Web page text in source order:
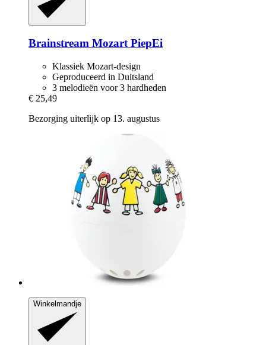
Brainstream Mozart PiepEi
Klassiek Mozart-design
Geproduceerd in Duitsland
3 melodieën voor 3 hardheden
€ 25,49
Bezorging uiterlijk op 13. augustus
Winkelmandje